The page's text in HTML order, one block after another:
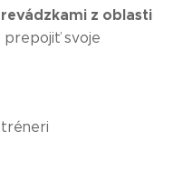
z oblasti
prepojiť svoje